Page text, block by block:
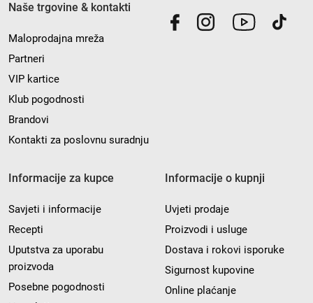
Naše trgovine & kontakti
Maloprodajna mreža
Partneri
VIP kartice
Klub pogodnosti
Brandovi
Kontakti za poslovnu suradnju
Informacije za kupce
Savjeti i informacije
Recepti
Uputstva za uporabu
proizvoda
Posebne pogodnosti
Informacije o kupnji
Uvjeti prodaje
Proizvodi i usluge
Dostava i rokovi isporuke
Sigurnost kupovine
Online plaćanje